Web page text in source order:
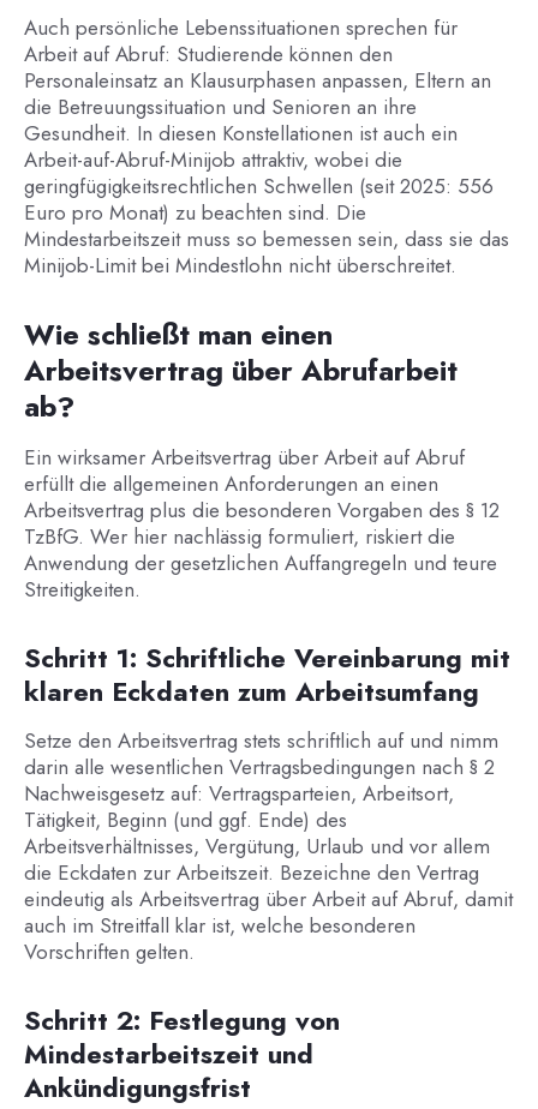
Auch persönliche Lebenssituationen sprechen für
Arbeit auf Abruf: Studierende können den
Personaleinsatz an Klausurphasen anpassen, Eltern an
die Betreuungssituation und Senioren an ihre
Gesundheit. In diesen Konstellationen ist auch ein
Arbeit-auf-Abruf-Minijob attraktiv, wobei die
geringfügigkeitsrechtlichen Schwellen (seit 2025: 556
Euro pro Monat) zu beachten sind. Die
Mindestarbeitszeit muss so bemessen sein, dass sie das
Minijob-Limit bei Mindestlohn nicht überschreitet.
Wie schließt man einen
Arbeitsvertrag über Abrufarbeit
ab?
Ein wirksamer Arbeitsvertrag über Arbeit auf Abruf
erfüllt die allgemeinen Anforderungen an einen
Arbeitsvertrag plus die besonderen Vorgaben des § 12
TzBfG. Wer hier nachlässig formuliert, riskiert die
Anwendung der gesetzlichen Auffangregeln und teure
Streitigkeiten.
Schritt 1: Schriftliche Vereinbarung mit
klaren Eckdaten zum Arbeitsumfang
Setze den Arbeitsvertrag stets schriftlich auf und nimm
darin alle wesentlichen Vertragsbedingungen nach § 2
Nachweisgesetz auf: Vertragsparteien, Arbeitsort,
Tätigkeit, Beginn (und ggf. Ende) des
Arbeitsverhältnisses, Vergütung, Urlaub und vor allem
die Eckdaten zur Arbeitszeit. Bezeichne den Vertrag
eindeutig als Arbeitsvertrag über Arbeit auf Abruf, damit
auch im Streitfall klar ist, welche besonderen
Vorschriften gelten.
Schritt 2: Festlegung von
Mindestarbeitszeit und
Ankündigungsfrist